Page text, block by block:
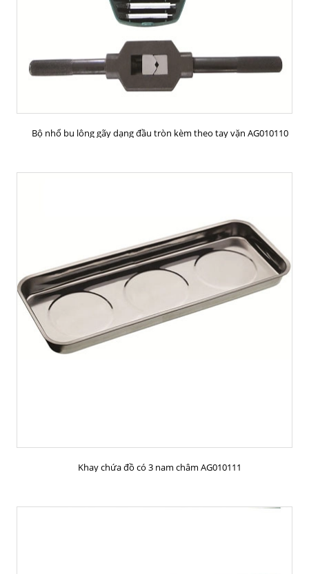
MUA HÀNG
Bộ nhổ bu lông gãy dạng đầu tròn kèm theo tay vặn AG010110
Khay chứa đồ có 3 nam châm AG010111